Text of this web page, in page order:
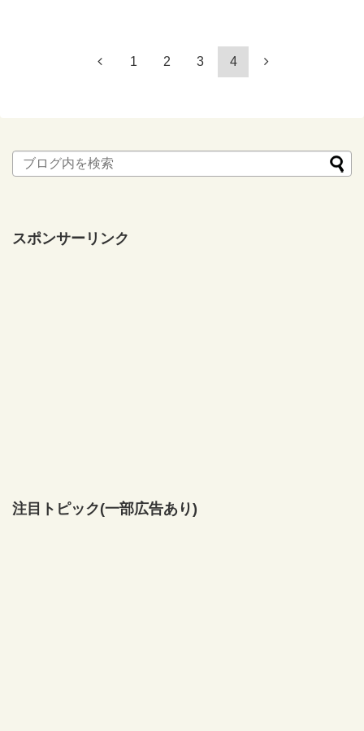
1 2 3 4
スポンサーリンク
注目トピック(一部広告あり)